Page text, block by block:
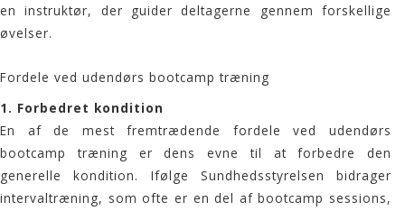
en instruktør, der guider deltagerne gennem forskellige
øvelser.
Fordele ved udendørs bootcamp træning
1. Forbedret kondition
En af de mest fremtrædende fordele ved udendørs
bootcamp træning er dens evne til at forbedre den
generelle kondition. Ifølge Sundhedsstyrelsen bidrager
intervaltræning, som ofte er en del afbootcamp sessions,